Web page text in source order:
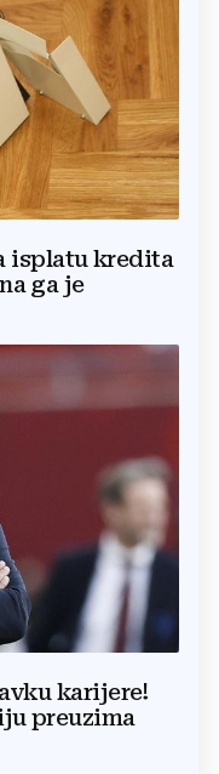
isplatu kredita
ga je
karijere!
preuzima